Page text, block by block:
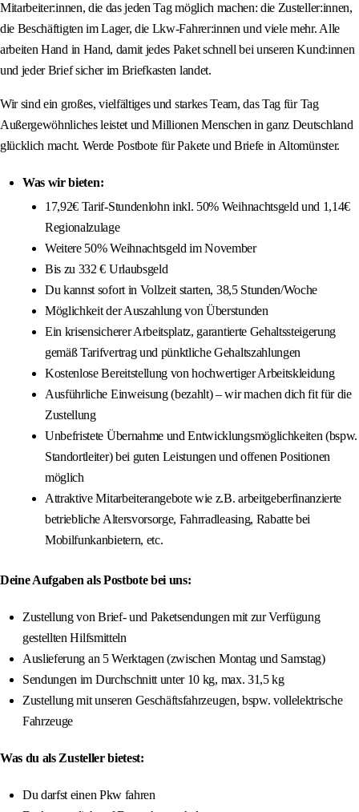
Mitarbeiter:innen, die das jeden Tag möglich machen: die Zusteller:innen,
die Beschäftigten im Lager, die Lkw-Fahrer:innen und viele mehr. Alle
arbeiten Hand in Hand, damit jedes Paket schnell bei unseren Kund:innen
und jeder Brief sicher im Briefkasten landet.
Wir sind ein großes, vielfältiges und starkes Team, das Tag für Tag
Außergewöhnliches leistet und Millionen Menschen in ganz Deutschland
glücklich macht. Werde Postbote für Pakete und Briefe in Altomünster.
Was wir bieten:
17,92€ Tarif-Stundenlohn inkl. 50% Weihnachtsgeld und 1,14€
Regionalzulage
Weitere 50% Weihnachtsgeld im November
Bis zu 332 € Urlaubsgeld
Du kannst sofort in Vollzeit starten, 38,5 Stunden/Woche
Möglichkeit der Auszahlung von Überstunden
Ein krisensicherer Arbeitsplatz, garantierte Gehaltssteigerung
gemäß Tarifvertrag und pünktliche Gehaltszahlungen
Kostenlose Bereitstellung von hochwertiger Arbeitskleidung
Ausführliche Einweisung (bezahlt) – wir machen dich fit für die
Zustellung
Unbefristete Übernahme und Entwicklungsmöglichkeiten (bspw.
Standortleiter) bei guten Leistungen und offenen Positionen
möglich
Attraktive Mitarbeiterangebote wie z.B. arbeitgeberfinanzierte
betriebliche Altersvorsorge, Fahrradleasing, Rabatte bei
Mobilfunkanbietern, etc.
Deine Aufgaben als Postbote bei uns:
Zustellung von Brief- und Paketsendungen mit zur Verfügung
gestellten Hilfsmitteln
Auslieferung an 5 Werktagen (zwischen Montag und Samstag)
Sendungen im Durchschnitt unter 10 kg, max. 31,5 kg
Zustellung mit unseren Geschäftsfahrzeugen, bspw. vollelektrische
Fahrzeuge
Was du als Zusteller bietest:
Du darfst einen Pkw fahren